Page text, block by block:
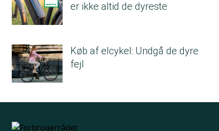
er ikke altid de dyreste
Køb af elcykel: Undgå de dyre
fejl